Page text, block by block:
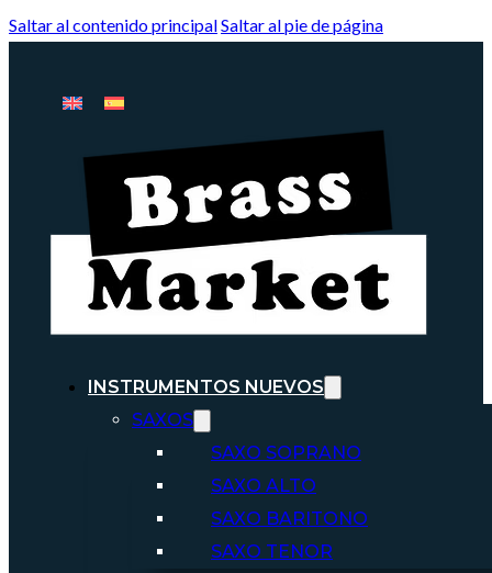
Saltar al contenido principalSaltar al pie de página
INSTRUMENTOS NUEVOS
SAXOS
SAXO SOPRANO
SAXO ALTO
SAXO BARITONO
SAXO TENOR